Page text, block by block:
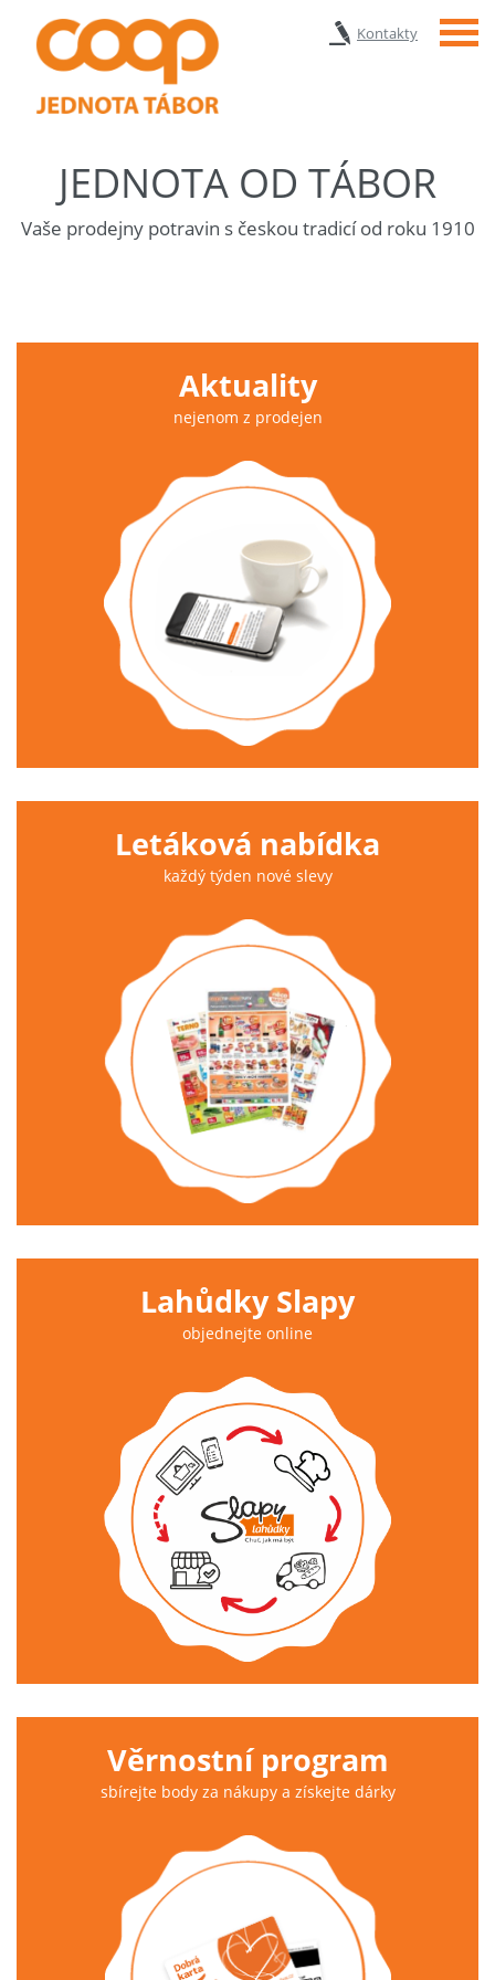
Kontakty Menu
JEDNOTA OD TÁBOR
Vaše prodejny potravin s českou tradicí od roku 1910
Aktuality
nejenom z prodejen
Letáková nabídka
každý týden nové slevy
Lahůdky Slapy
objednejte online
Věrnostní program
sbírejte body za nákupy a získejte dárky